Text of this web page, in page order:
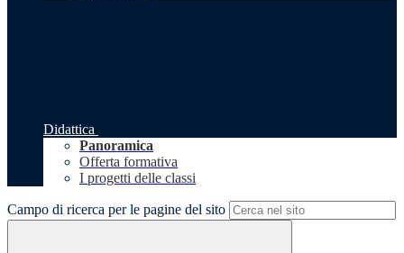
Didattica
Panoramica
Offerta formativa
I progetti delle classi
Campo di ricerca per le pagine del sito